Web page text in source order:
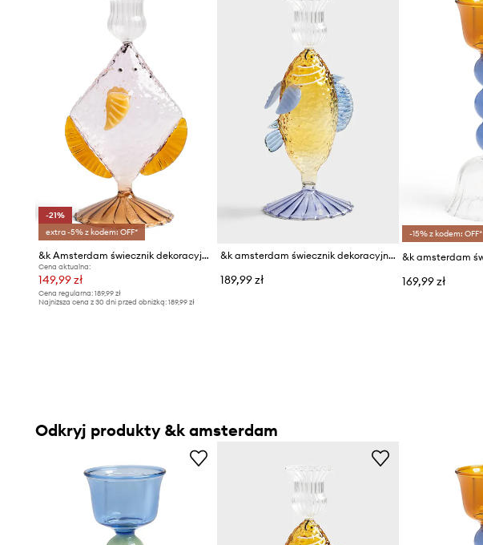
-21%
extra -5% z kodem: OFF*
&k Amsterdam świecznik dekoracyjny ze szkła barwionego 10 x 7,5 x 18 cm
Cena aktualna:
149,99 zł
Cena regularna: 189,99 zł
Najniższa cena z 30 dni przed obniżką: 189,99 zł
&k amsterdam świecznik dekoracyjny fish yellow
189,99 zł
-15% z kodem: OFF*
169,99 zł
Odkryj produkty &k amsterdam